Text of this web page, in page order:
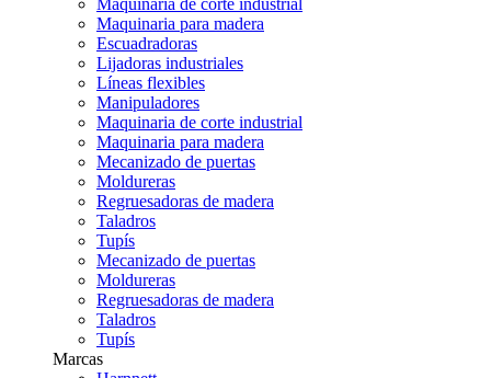
Maquinaria de corte industrial
Maquinaria para madera
Escuadradoras
Lijadoras industriales
Líneas flexibles
Manipuladores
Maquinaria de corte industrial
Maquinaria para madera
Mecanizado de puertas
Moldureras
Regruesadoras de madera
Taladros
Tupís
Mecanizado de puertas
Moldureras
Regruesadoras de madera
Taladros
Tupís
Marcas